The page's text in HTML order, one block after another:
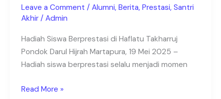
Leave a Comment /Alumni,Berita,Prestasi,Santri
Akhir /Admin
Hadiah Siswa Berprestasi di Haflatu Takharruj
Pondok Darul Hijrah Martapura, 19 Mei 2025 –
Hadiah siswa berprestasi selalu menjadi momen
Read More »